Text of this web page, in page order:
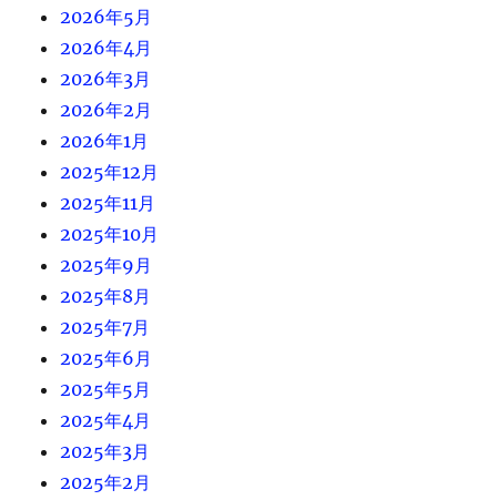
2026年5月
2026年4月
2026年3月
2026年2月
2026年1月
2025年12月
2025年11月
2025年10月
2025年9月
2025年8月
2025年7月
2025年6月
2025年5月
2025年4月
2025年3月
2025年2月